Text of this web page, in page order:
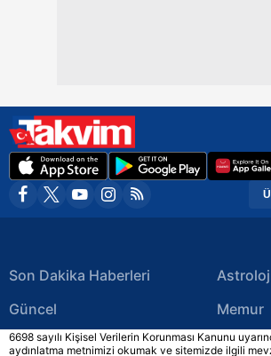
Son Dakika Haberleri
Güncel
Ekonomi Haberleri
Memur
Yerel
6698 sayılı Kişisel Verilerin Korunması Kanunu
aydınlatma metnimizi okumak ve sitemizde ilgili